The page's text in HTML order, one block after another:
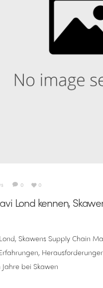
0 0
Lond kennen,
Skawens Supply Chain
bei Skawen